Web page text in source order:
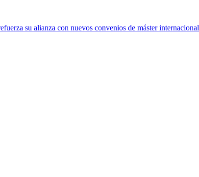
su alianza con nuevos convenios de máster internacional